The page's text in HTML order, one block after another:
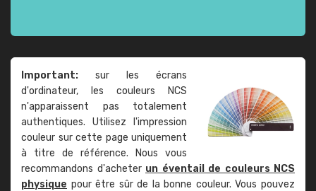
Important: sur les écrans
d'ordinateur, les couleurs NCS
n'apparaissent pas totalement
authentiques. Utilisez l'impression
couleur sur cette page uniquement
à titre de référence. Nous vous
recommandons d'acheter un éventail de couleurs NCS
physique pour être sûr de la bonne couleur. Vous pouvez